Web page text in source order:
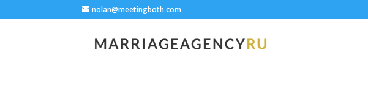
nolan@meetingboth.com